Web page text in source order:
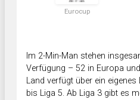
Eurocup
Im 2-Min-Man stehen
Verfügung – 52 in Europa
Land verfügt über ein
bis Liga 5. Ab Liga 3 gibt es